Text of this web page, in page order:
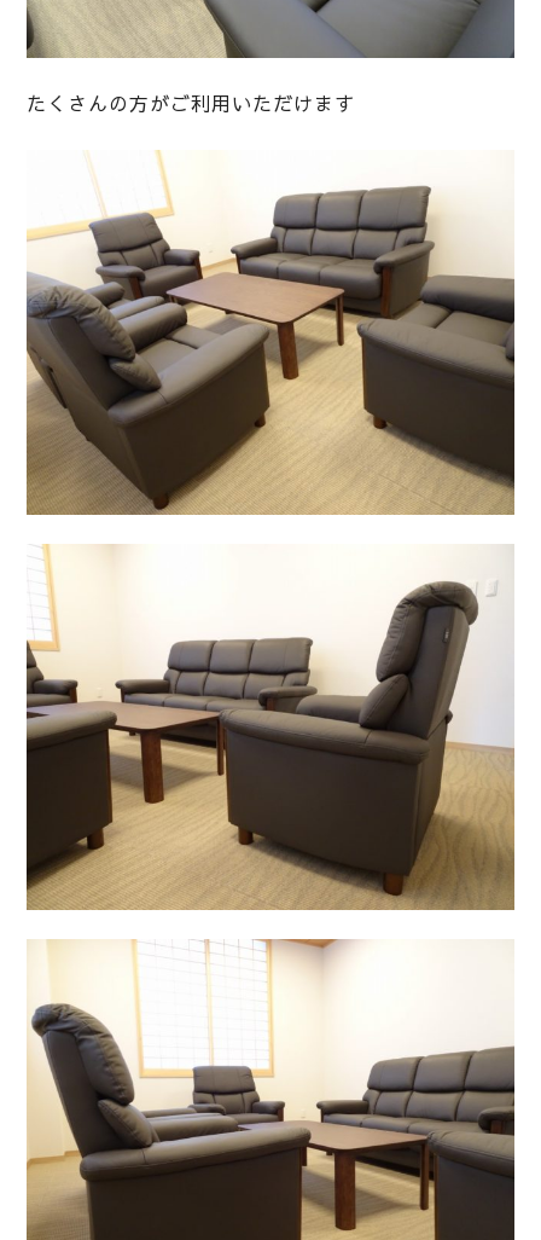
たくさんの方がご利用いただけます